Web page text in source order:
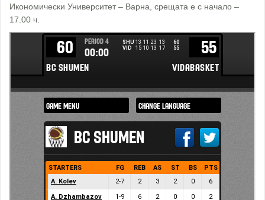
Икономически Университет – Варна, срещата е с начало –
17.00 ч.